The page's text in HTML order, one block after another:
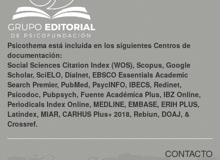
Psicothema está incluida en los siguientes Centros de
documentación:
Social Sciences Citation Index (WOS), Scopus, Google
Scholar, SciELO, Dialnet, EBSCO Essentials Academic
Search Premier, PubMed, PsycINFO, IBECS, Redinet,
Psicodoc, Pubpsych, Fuente Académica Plus, IBZ Online,
Periodicals Index Online, MEDLINE, EMBASE, ERIH PLUS,
Latindex, MIAR, CARHUS Plus+ 2018, Rebiun, DOAJ, &
Crossref.
CONTACTO